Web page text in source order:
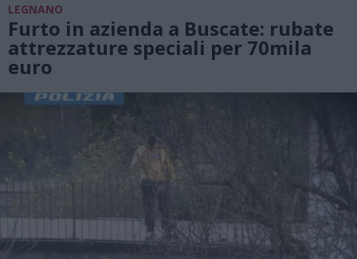
LEGNANO
Furto in azienda a Buscate: rubate
attrezzature speciali per 70mila
euro